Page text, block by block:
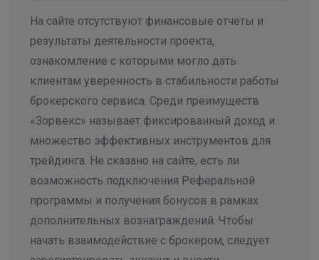
На сайте отсутствуют финансовые отчеты и
результаты деятельности проекта,
ознакомление с которыми могло дать
клиентам уверенность в стабильности работы
брокерского сервиса. Среди преимуществ
«Зорвекс» называет фиксированный доход и
множество эффективных инструментов для
трейдинга. Не сказано на сайте, есть ли
возможность подключения Реферальной
программы и получения бонусов в рамках
дополнительных вознаграждений. Чтобы
начать взаимодействие с брокером, следует